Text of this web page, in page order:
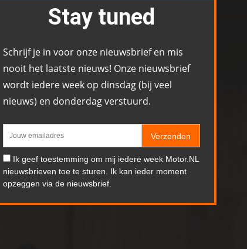
Stay tuned
Schrijf je in voor onze nieuwsbrief en mis
nooit het laatste nieuws! Onze nieuwsbrief
wordt iedere week op dinsdag (bij veel
nieuws) en donderdag verstuurd.
Verzenden
Ik geef toestemming om mij iedere week Motor.NL
nieuwsbrieven toe te sturen. Ik kan ieder moment
opzeggen via de nieuwsbrief.